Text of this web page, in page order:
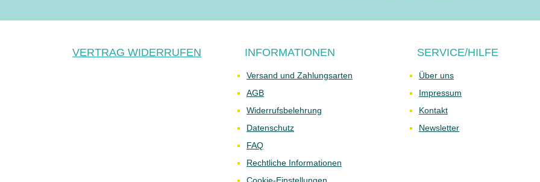
VERTRAG WIDERRUFEN INFORMATIONEN
Versand und Zahlungsarten
AGB
Widerrufsbelehrung
Datenschutz
FAQ
Rechtliche Informationen
SERVICE/HILFE
Über uns
Impressum
Kontakt
Newsletter